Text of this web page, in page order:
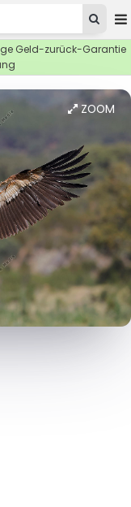
Geld-zurück-Garantie
ZOOM